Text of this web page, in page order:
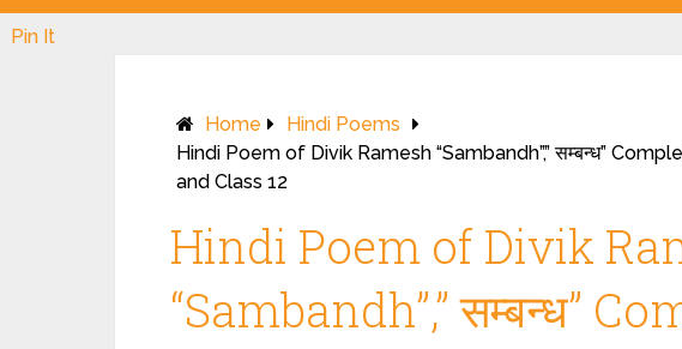
Home
Hindi Poems
Hindi Poem of Divik Ramesh “Sambandh”,” सम्बन्ध”
and Class 12
Hindi Poem of Divik
“Sambandh”,” सम्बन्ध”
Pin It